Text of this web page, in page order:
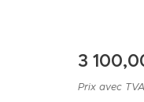
3
Prix avec TVA